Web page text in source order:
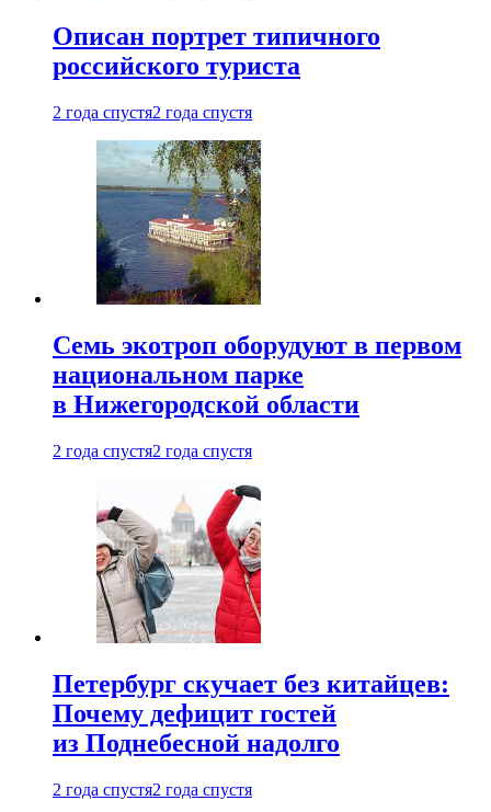
Описан портрет типичного
российского туриста
2 года спустя2 года спустя
Семь экотроп оборудуют в первом
национальном парке
в Нижегородской области
2 года спустя2 года спустя
Петербург скучает без китайцев:
Почему дефицит гостей
из Поднебесной надолго
2 года спустя2 года спустя